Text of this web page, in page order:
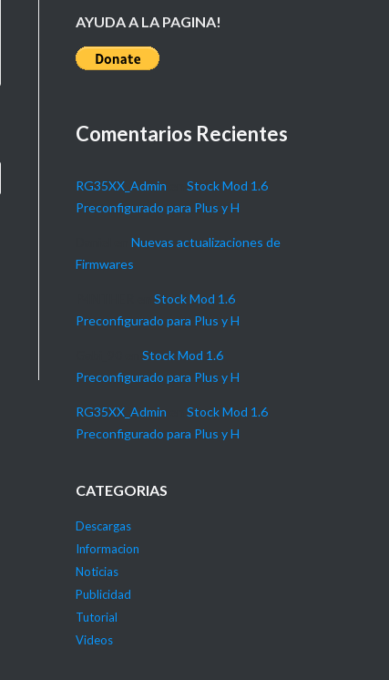
AYUDA A LA PAGINA!
Comentarios Recientes
RG35XX_Admin
Stock Mod 1.6
Preconfigurado para Plus y H
Nuevas actualizaciones de
Firmwares
Stock Mod 1.6
Preconfigurado para Plus y H
Stock Mod 1.6
Preconfigurado para Plus y H
RG35XX_Admin
Stock Mod 1.6
Preconfigurado para Plus y H
CATEGORIAS
Descargas
Informacion
Noticias
Publicidad
Tutorial
Videos